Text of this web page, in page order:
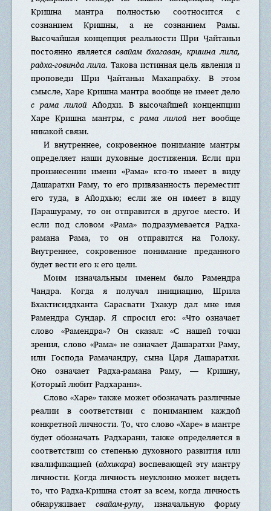
Кришна мантра полностью соотносится с
сознанием Кришны, а не сознанием Рамы.
Высочайшая концепция реальности Шри Чайтаньи
постоянно является свайам бхагаван, кришна лила,
радха-говинда лила. Такова истинная цель явления и
проповеди Шри Чайтаньи Махапрабху. В этом
смысле, Харе Кришна мантра вообще не имеет дело
с рама лилойАйодхи. В высочайшей конценпции
Харе Кришна мантры, срама лилойнет вообще
никакой связи.
И внутреннее, сокровенное понимание мантры
определяет наши духовные достижения. Если при
произнесении имени «Рама» кто-то имеет в виду
Дашаратхи Раму, то его привязанность переместит
его туда, в Айодхью; если же он имеет в виду
Парашураму, то он отправится в другое место. И
если под словом «Рама» подразумевается Радха-
рамана Рама, то он отправится на Голоку.
Внутреннее, сокровенное понимание преданного
будет вести его к его цели.
Моим изначальным именем было Рамендра
Чандра. Когда я получал инициацию, Шрила
Бхактисиддханта Сарасвати Тхакур дал мне имя
Рамендра Сундар. Я спросил его: «Что означает
слово «Рамендра»? Он сказал: «С нашей точки
зрения, слово «Рама» не означает Дашаратхи Раму,
или Господа Рамачандру, сына Царя Дашаратхи.
Оно означает Радха-рамана Раму, — Кришну,
Который любит Радхарани».
Слово «Харе» также может обозначать различные
реалии в соответствии с пониманием каждой
конкретной личности. То, что слово «Харе» в мантре
будет обозначать Радхарани, также определяется в
соответствии со степенью духовного развития или
квалификацией (адхикара) воспевающей эту мантру
личности. Когда личность неуклонно может видеть
то, что Радха-Кришна стоят за всем, когда личность
обнаруживаетсвайам-рупу, изначальную форму